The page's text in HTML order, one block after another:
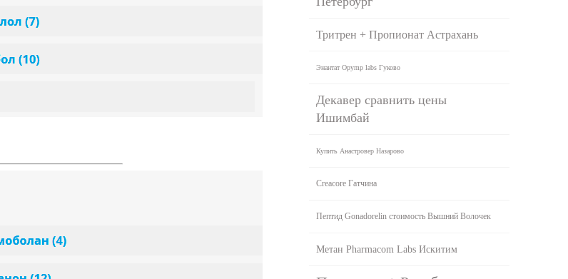
Тритрен + Пропионат Астрахань
Энантат Opymp labs Гуково
Декавер сравнить цены
Ишимбай
Купить Анастровер Назарово
Creacore Гатчина
Пептид Gonadorelin стоимость Вышний Волочек
Метан Pharmacom Labs Искитим